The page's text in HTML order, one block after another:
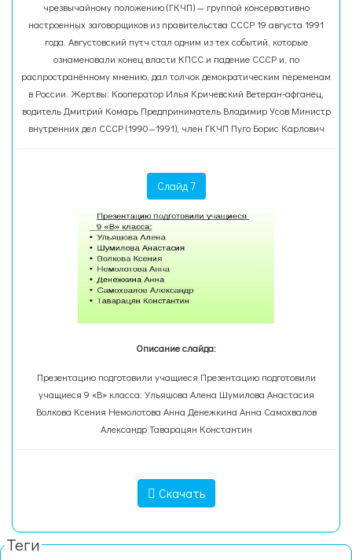
чрезвычайному положению (ГКЧП) — группой консервативно
настроенных заговорщиков из правительства СССР 19 августа 1991
года. Августовский путч стал одним из тех событий, которые
ознаменовали конец власти КПСС и падение СССР и, по
распространённому мнению, дал толчок демократическим переменам
в России. Жертвы: Кооператор Илья Кричевский Ветеран-афганец,
водитель Дмитрий Комарь Предприниматель Владимир Усов Министр
внутренних дел СССР (1990—1991), член ГКЧП Пуго Борис Карлович
Слайд 7
Описание слайда:
Презентацию подготовили учащиеся Презентацию подготовили
учащиеся 9 «В» класса: Ульяшова Алена Шумилова Анастасия
Волкова Ксения Немолотова Анна Денежкина Анна Самохвалов
Александр Таварацян Константин
Скачать
Теги